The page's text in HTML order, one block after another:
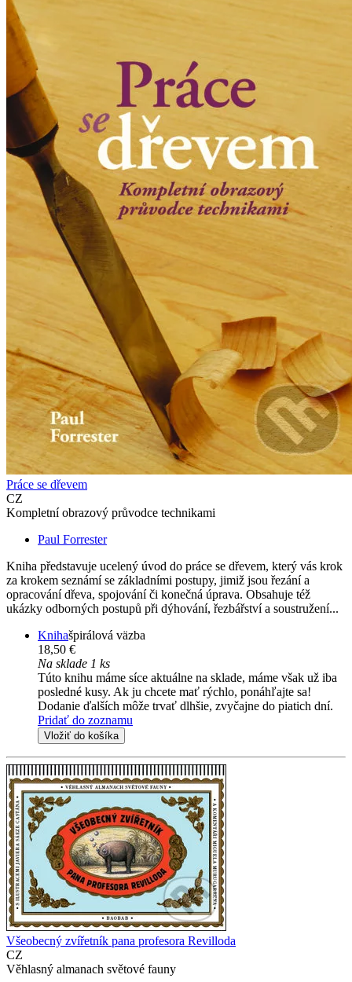
Práce se dřevem
CZ
Kompletní obrazový průvodce technikami
Paul Forrester
Kniha představuje ucelený úvod do práce se dřevem, který vás krok
za krokem seznámí se základními postupy, jimiž jsou řezání a
opracování dřeva, spojování či konečná úprava. Obsahuje též
ukázky odborných postupů při dýhování, řezbářství a soustružení...
Knihašpirálová väzba
18,50 €
Na sklade 1 ks
Túto knihu máme síce aktuálne na sklade, máme však už iba
posledné kusy. Ak ju chcete mať rýchlo, ponáhľajte sa!
Dodanie ďalších môže trvať dlhšie, zvyčajne do piatich dní.
Pridať do zoznamu
Vložiť do košíka
Všeobecný zvířetník pana profesora Revilloda
CZ
Věhlasný almanach světové fauny